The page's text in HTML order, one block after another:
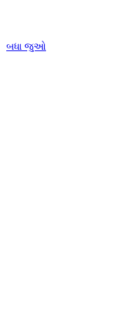
બધા સમીક્ષાઓ
જુઓ